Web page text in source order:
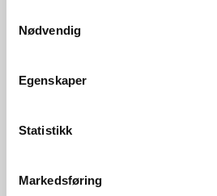
Nødvendig
Egenskaper
Statistikk
Markedsføring
NVE lanserer digital